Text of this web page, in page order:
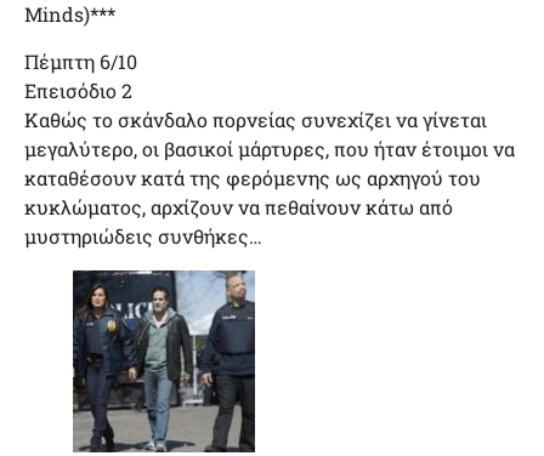
Minds)***
Πέμπτη 6/10
Επεισόδιο 2
Καθώς το σκάνδαλο πορνείας συνεχίζει να γίνεται
μεγαλύτερο, οι βασικοί μάρτυρες, που ήταν έτοιμοι να
καταθέσουν κατά της φερόμενης ως αρχηγού του
κυκλώματος, αρχίζουν να πεθαίνουν κάτω από
μυστηριώδεις συνθήκες…